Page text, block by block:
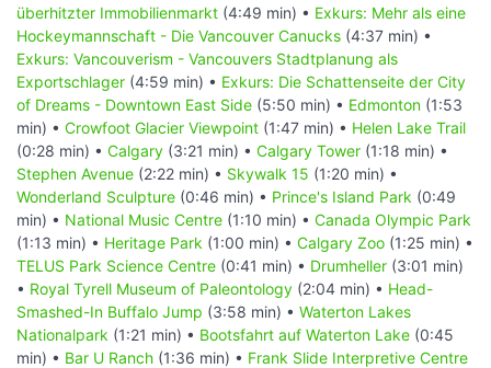
überhitzter Immobilienmarkt (4:49 min) • Exkurs: Mehr als eine
Hockeymannschaft - Die Vancouver Canucks (4:37 min) •
Exkurs: Vancouverism - Vancouvers Stadtplanung als
Exportschlager (4:59 min) • Exkurs: Die Schattenseite der City
of Dreams - Downtown East Side (5:50 min) • Edmonton (1:53
min) • Crowfoot Glacier Viewpoint (1:47 min) • Helen Lake Trail
(0:28 min) • Calgary (3:21 min) • Calgary Tower (1:18 min) •
Stephen Avenue (2:22 min) • Skywalk 15 (1:20 min) •
Wonderland Sculpture (0:46 min) • Prince's Island Park (0:49
min) • National Music Centre (1:10 min) • Canada Olympic Park
(1:13 min) • Heritage Park (1:00 min) • Calgary Zoo (1:25 min) •
TELUS Park Science Centre (0:41 min) • Drumheller (3:01 min)
• Royal Tyrell Museum of Paleontology (2:04 min) • Head-
Smashed-In Buffalo Jump (3:58 min) • Waterton Lakes
Nationalpark (1:21 min) • Bootsfahrt auf Waterton Lake (0:45
min) • Bar U Ranch (1:36 min) • Frank Slide Interpretive Centre